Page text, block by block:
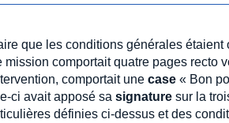
que les conditions générales
mission comportait quatre pages recto
comportait une case « Bon
ci avait apposé sa signature sur la
définies ci-dessus et des